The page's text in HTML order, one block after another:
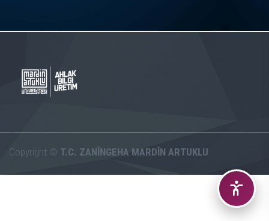
Copyright © T.C. ZANÎNGEHA MARDÎN ARTUKLU